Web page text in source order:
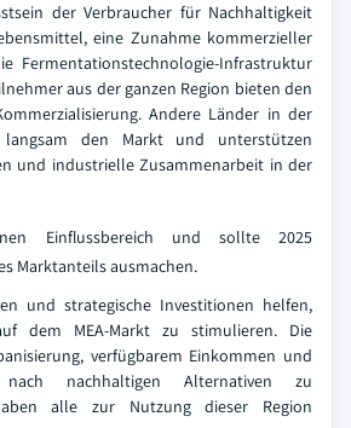
der Verbraucher für Nachhaltigkeit
eine Zunahme kommerzieller
Fermentationstechnologie-Infrastruktur
aus der ganzen Region bieten den
Andere Länder in der
langsam den Markt und unterstützen
und industrielle Zusammenarbeit in der
Einflussbereich und sollte 2025
Marktanteils ausmachen.
und strategische Investitionen helfen,
dem MEA-Markt zu stimulieren. Die
verfügbarem Einkommen und
nachhaltigen Alternativen zu
alle zur Nutzung dieser Region